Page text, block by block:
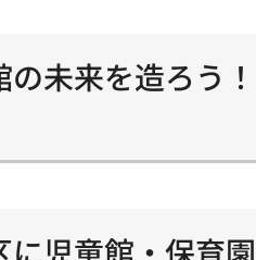
の未来を造ろう